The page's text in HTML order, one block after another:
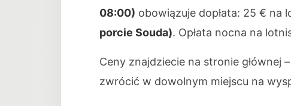
08:00) obowiązuje dopłata: 25 € na
porcie Souda). Opłata nocna na
Ceny znajdziecie na stronie głównej
zwrócić w dowolnym miejscu na